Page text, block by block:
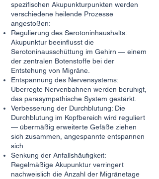
spezifischen Akupunkturpunkten werden
verschiedene heilende Prozesse
angestoßen:
Regulierung des Serotoninhaushalts:
Akupunktur beeinflusst die
Serotoninausschüttung im Gehirn — einem
der zentralen Botenstoffe bei der
Entstehung von Migräne.
Entspannung des Nervensystems:
Überregte Nervenbahnen werden beruhigt,
das parasympathische System gestärkt.
Verbesserung der Durchblutung: Die
Durchblutung im Kopfbereich wird reguliert
— übermäßig erweiterte Gefäße ziehen
sich zusammen, angespannte entspannen
sich.
Senkung der Anfallshäufigkeit:
Regelmäßige Akupunktur verringert
nachweislich die Anzahl der Migränetage